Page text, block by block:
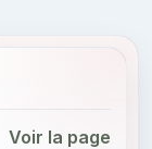
Voir la page